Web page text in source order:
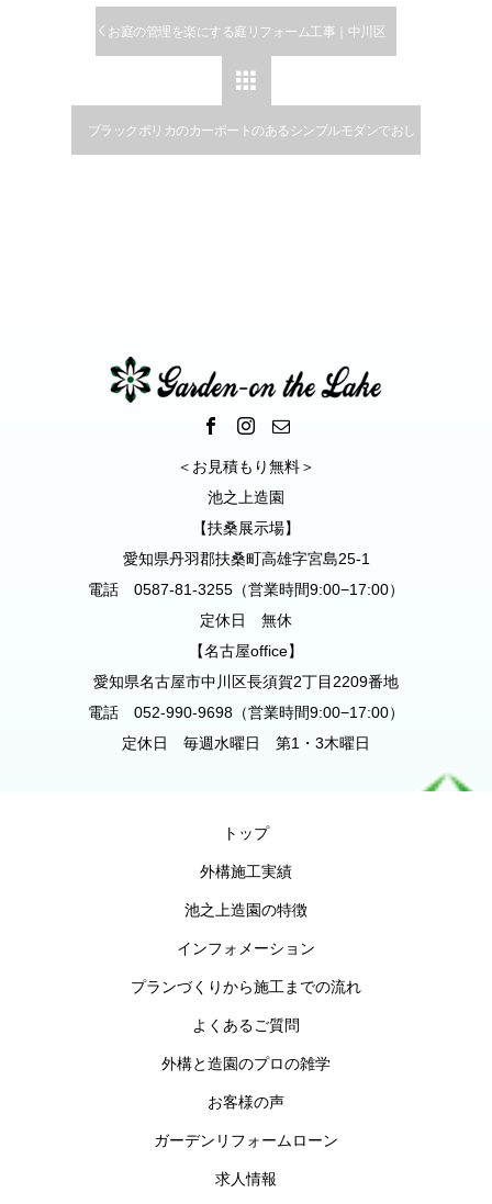
お庭の管理を楽にする庭リフォーム工事｜中川区

ブラックポリカのカーポートのあるシンプルモダンでおし
＜お見積もり無料＞
池之上造園
【扶桑展示場】
愛知県丹羽郡扶桑町高雄字宮島25-1
電話 0587-81-3255（営業時間9:00−17:00）
定休日 無休
【名古屋office】
愛知県名古屋市中川区長須賀2丁目2209番地
電話 052-990-9698（営業時間9:00−17:00）
定休日 毎週水曜日 第1・3木曜日
トップ
外構施工実績
池之上造園の特徴
インフォメーション
プランづくりから施工までの流れ
よくあるご質問
外構と造園のプロの雑学
お客様の声
ガーデンリフォームローン
求人情報